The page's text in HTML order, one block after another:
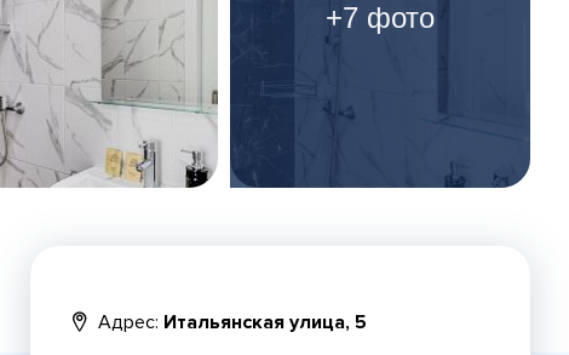
+7 фото
Адрес: Итальянская улица, 5